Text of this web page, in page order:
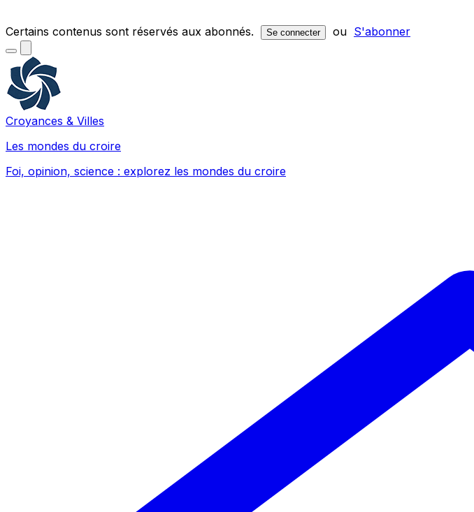
Certains contenus sont réservés aux abonnés. Se connecter ou S'abonner
Croyances & Villes
Les mondes du croire
Foi, opinion, science : explorez les mondes du croire